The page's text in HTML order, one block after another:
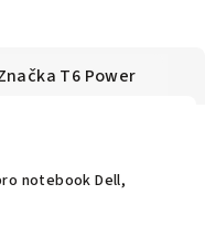
T6 Power
notebook Dell,